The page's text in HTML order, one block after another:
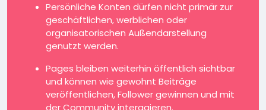
Persönliche Konten dürfen nicht primär zur
geschäftlichen, werblichen oder
organisatorischen Außendarstellung
genutzt werden.
Pages bleiben weiterhin öffentlich sichtbar
und können wie gewohnt Beiträge
veröffentlichen, Follower gewinnen und mit
der Community interagieren.